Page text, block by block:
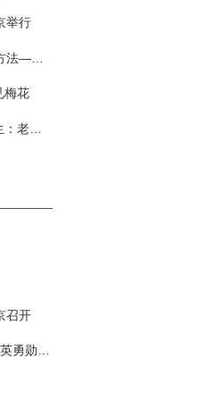
举行
多人谈
梅花
记三题
召开
勋章"